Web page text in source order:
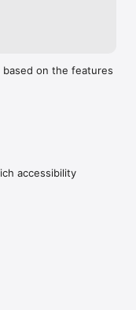
계좌 개설
벌뱅킹
(단, 본인명의 휴대폰
예방서비스 가입고객
1522-3000) 또는
내해 드립니다.
based on the features
accessibility